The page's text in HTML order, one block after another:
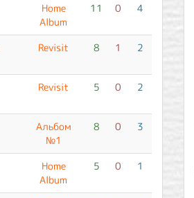
Home
Album
11 0 4
Revisit 8 1 2
Revisit 5 0 2
Альбом
№1
8 0 3
Home
Album
5 0 1